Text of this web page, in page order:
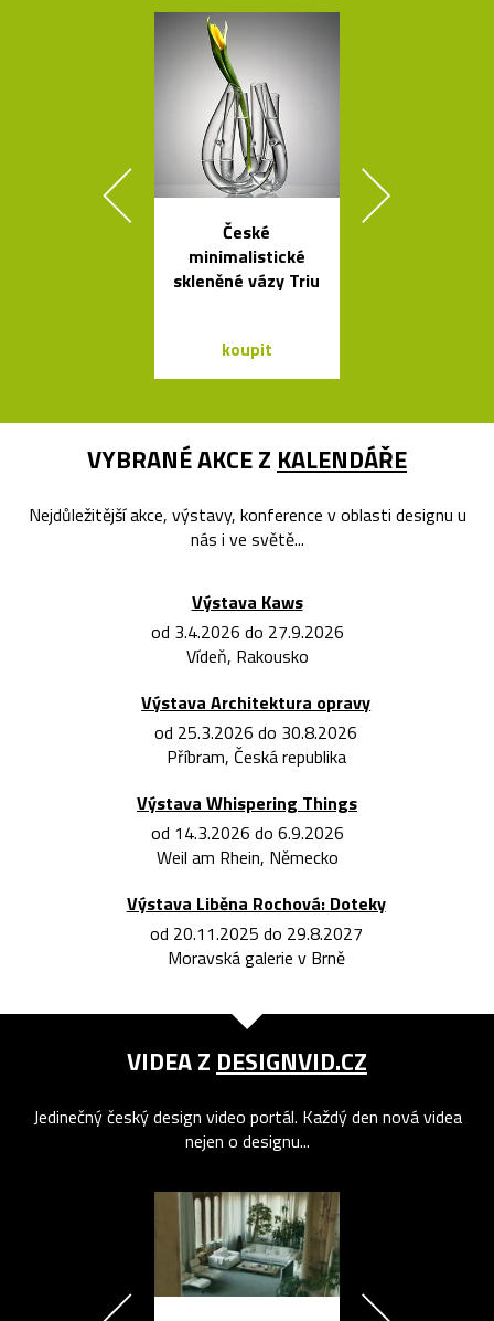
České
minimalistické
skleněné vázy Triu
koupit
VYBRANÉ AKCE Z KALENDÁŘE
Nejdůležitější akce, výstavy, konference v oblasti designu u
nás i ve světě...
Výstava Kaws
od 3.4.2026 do 27.9.2026
Vídeň, Rakousko
Výstava Architektura opravy
od 25.3.2026 do 30.8.2026
Příbram, Česká republika
Výstava Whispering Things
od 14.3.2026 do 6.9.2026
Weil am Rhein, Německo
Výstava Liběna Rochová: Doteky
od 20.11.2025 do 29.8.2027
Moravská galerie v Brně
VIDEA Z DESIGNVID.CZ
Jedinečný český design video portál. Každý den nová videa
nejen o designu...